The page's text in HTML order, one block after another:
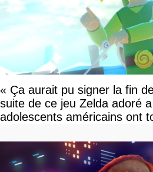
« Ça aurait pu signer la fin
suite de ce jeu Zelda adoré
adolescents américains ont